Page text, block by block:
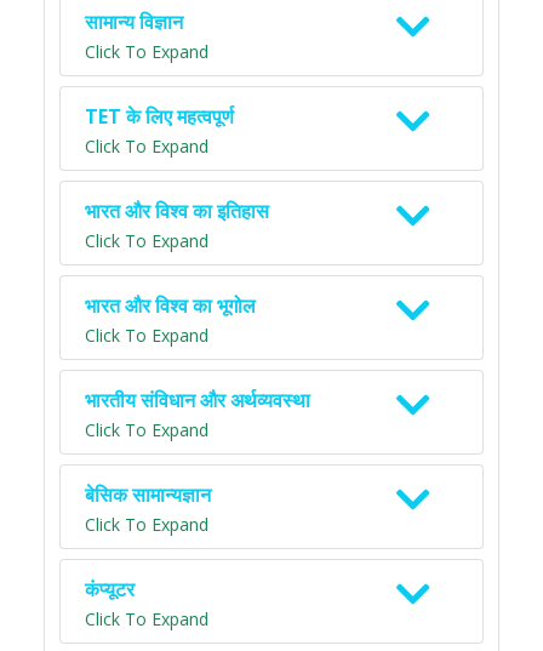
सामान्य विज्ञान
Click To Expand
TET के लिए महत्वपूर्ण
Click To Expand
भारत और विश्व का इतिहास
Click To Expand
भारत और विश्व का भूगोल
Click To Expand
भारतीय संविधान और अर्थव्यवस्था
Click To Expand
बेसिक सामान्यज्ञान
Click To Expand
कंप्यूटर
Click To Expand